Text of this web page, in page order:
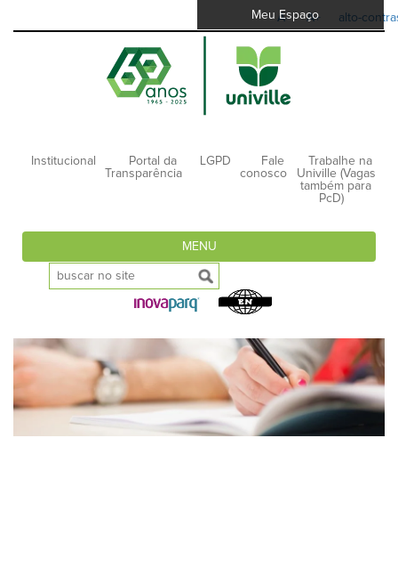
A- A+ alto-
Meu Espaço
Institucional
Portal da
Transparência
LGPD
Fale
conosco
Trabalhe na
Univille (Vagas
também para
PcD)
MENU